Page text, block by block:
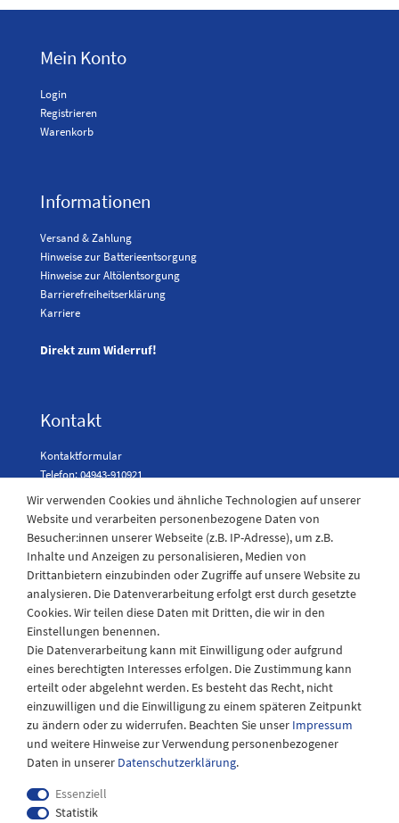
Mein Konto
Login
Registrieren
Warenkorb
Informationen
Versand & Zahlung
Hinweise zur Batterieentsorgung
Hinweise zur Altölentsorgung
Barrierefreiheitserklärung
Karriere
Direkt zum Widerruf!
Kontakt
Kontaktformular
Telefon: 04943-910921
Laden Öffnungszeiten
Montag - Freitag
08:30 - 12:30 und 13.00 - 17.30 Uhr
Samstags
08:30 bis 12:30 Uhr
Wir verwenden Cookies und ähnliche Technologien auf unserer
Website und verarbeiten personenbezogene Daten von
Besucher:innen unserer Webseite (z.B. IP-Adresse), um z.B.
Inhalte und Anzeigen zu personalisieren, Medien von
Drittanbietern einzubinden oder Zugriffe auf unsere Website zu
analysieren. Die Datenverarbeitung erfolgt erst durch gesetzte
Cookies. Wir teilen diese Daten mit Dritten, die wir in den
Einstellungen benennen.
Die Datenverarbeitung kann mit Einwilligung oder aufgrund
eines berechtigten Interesses erfolgen. Die Zustimmung kann
erteilt oder abgelehnt werden. Es besteht das Recht, nicht
einzuwilligen und die Einwilligung zu einem späteren Zeitpunkt
zu ändern oder zu widerrufen. Beachten Sie unser Impressum
und weitere Hinweise zur Verwendung personenbezogener
Daten in unserer Daten­schutz­erklärung.
Essenziell
Statistik